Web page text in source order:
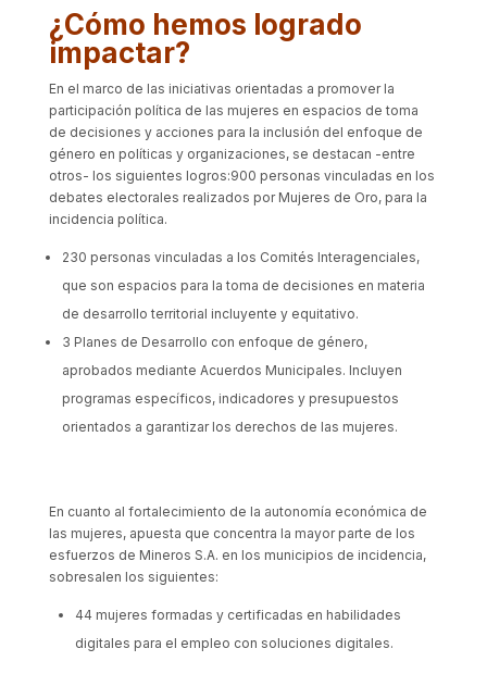
¿Cómo hemos logrado
impactar?
En el marco de las iniciativas orientadas a promover la
participación política de las mujeres en espacios de toma
de decisiones y acciones para la inclusión del enfoque de
género en políticas y organizaciones, se destacan -entre
otros- los siguientes logros:900 personas vinculadas en los
debates electorales realizados por Mujeres de Oro, para la
incidencia política.
230 personas vinculadas a los Comités Interagenciales,
que son espacios para la toma de decisiones en materia
de desarrollo territorial incluyente y equitativo.
3 Planes de Desarrollo con enfoque de género,
aprobados mediante Acuerdos Municipales. Incluyen
programas específicos, indicadores y presupuestos
orientados a garantizar los derechos de las mujeres.
En cuanto al fortalecimiento de la autonomía económica de
las mujeres, apuesta que concentra la mayor parte de los
esfuerzos de Mineros S.A. en los municipios de incidencia,
sobresalen los siguientes:
44 mujeres formadas y certificadas en habilidades
digitales para el empleo con soluciones digitales.